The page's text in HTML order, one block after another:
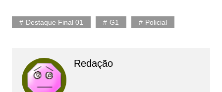
Destaque Final 01 G1 Policial
Redação